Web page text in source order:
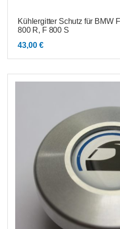
Kühlergitter Schutz für BMW
800 R, F 800 S
43,00 €